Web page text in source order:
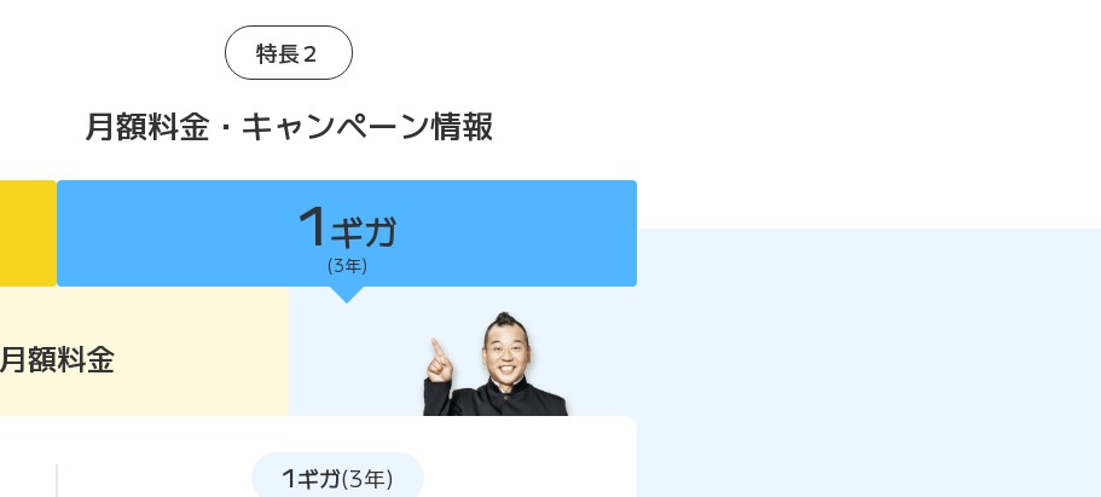
特長２
月額料金・キャンペーン情報
1 ギガ
(3年)
月額料金
1ギガ(3年)